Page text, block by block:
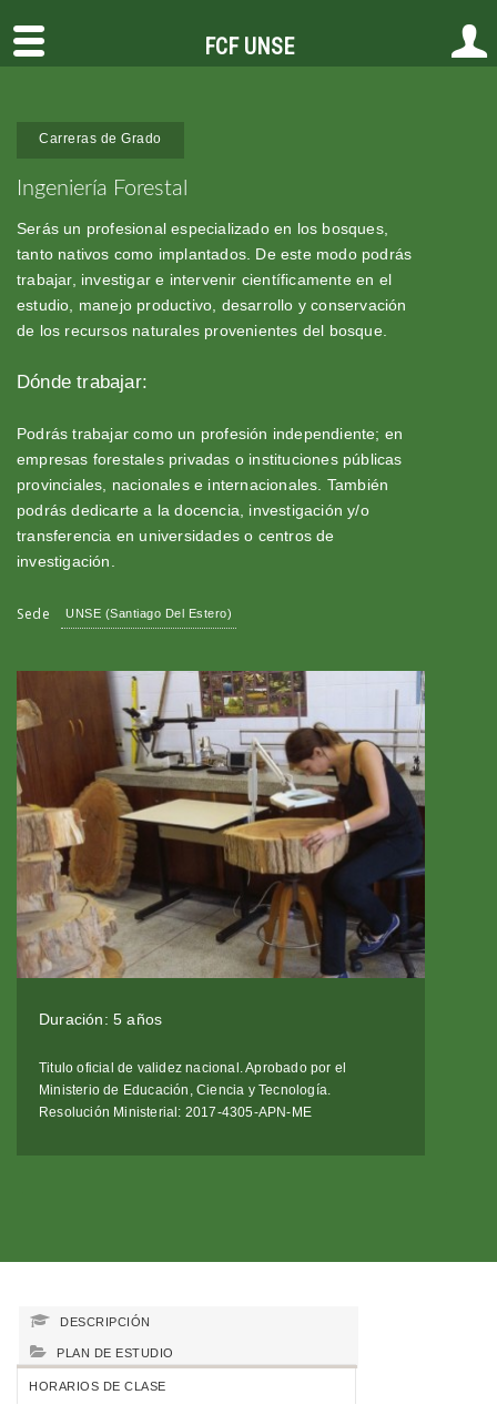
Carreras de Grado
Ingeniería Forestal
Serás un profesional especializado en los bosques,
tanto nativos como implantados. De este modo podrás
trabajar, investigar e intervenir científicamente en el
estudio, manejo productivo, desarrollo y conservación
de los recursos naturales provenientes del bosque.
Dónde trabajar:
Podrás trabajar como un profesión independiente; en
empresas forestales privadas o instituciones públicas
provinciales, nacionales e internacionales. También
podrás dedicarte a la docencia, investigación y/o
transferencia en universidades o centros de
investigación.
Sede UNSE (Santiago Del Estero)
Duración: 5 años
Titulo oficial de validez nacional. Aprobado por el
Ministerio de Educación, Ciencia y Tecnología.
Resolución Ministerial: 2017-4305-APN-ME
DESCRIPCIÓN
PLAN DE ESTUDIO
HORARIOS DE CLASE
FCF UNSE